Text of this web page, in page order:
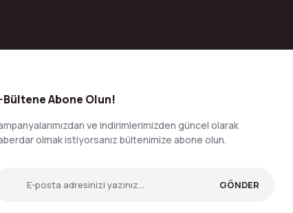
Bültene Abone Olun!
ve indirimlerimizden güncel olarak
olmak istiyorsanız bültenimize abone olun.
GÖNDER